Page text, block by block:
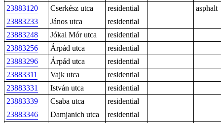
23883120 Cserkész utca residential
asphalt
23883233
János utca
residential
23883248
Jókai Mór utca
residential
23883256
Árpád utca
residential
23883296
Árpád utca
residential
23883311
Vajk utca
residential
23883331
István utca
residential
23883339
Csaba utca
residential
23883346
Damjanich utca
residential